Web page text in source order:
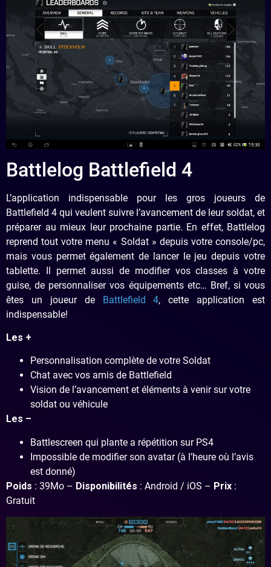
Battlelog Battlefield 4
L’application indispensable pour les gros joueurs de
Battlefield 4 qui veulent suivre l’avancement de leur soldat, et
préparer au mieux leur prochaine partie. En effet, Battlelog
reprend tout votre menu « Soldat » depuis votre console/pc,
mais vous permet également de lancer le jeu depuis votre
tablette. Il permet aussi de modifier vos classes à votre
guise, de personnaliser vos équipements etc… Bref, si vous
êtes un joueur de Battlefield 4, cette application est
indispensable!
Les +
Personnalisation complète de votre Soldat
Chat avec vos amis de Battlefield
Vision de l’avancement et éléments à venir sur votre
soldat ou véhicule
Les –
Battlescreen qui plante a répétition sur PS4
Impossible de modifier son avatar (à l’heure où l’avis
est donné)
Poids : 39Mo – Disponibilités : Android / iOS – Prix :
Gratuit